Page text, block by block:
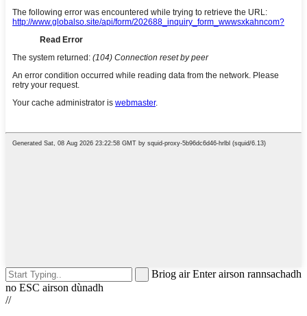
Briog air Enter airson rannsachadh
no ESC airson dùnadh
//